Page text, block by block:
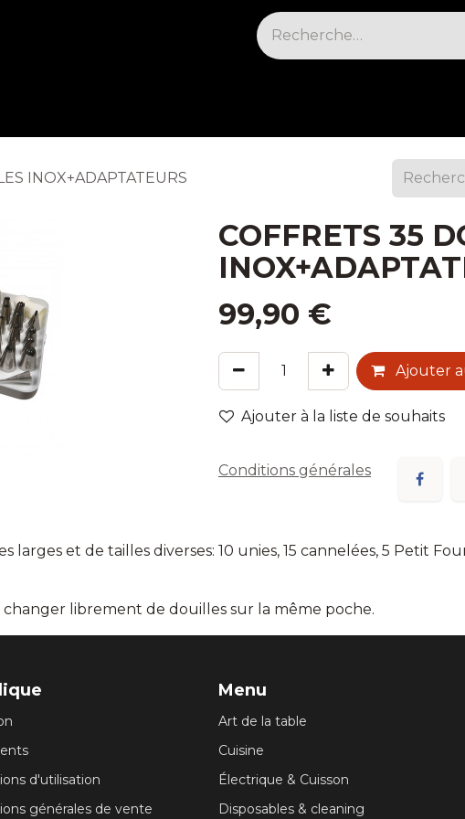
INOX+ADAPTATEURS
COFFRETS 35
99,90 €
Ajouter
Ajouter à la liste de souhaits
Conditions générales
et de tailles diverses: 10 unies, 15 cannelées, 5 Petit
librement de douilles sur la même poche.
d'utilisation
générales de vente
Menu
Art de la table
Cuisine
Électrique & Cuisson
Disposables & cleaning